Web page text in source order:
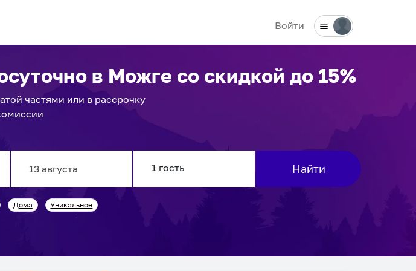
Войти
в Можге со скидкой до 15%
частями или в рассрочку
backward
Найти
Дома Уникальное